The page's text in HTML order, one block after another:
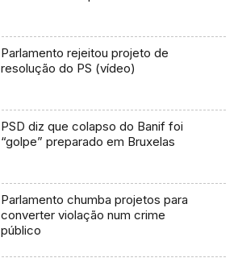
Parlamento rejeitou projeto de
resolução do PS (vídeo)
PSD diz que colapso do Banif foi
“golpe” preparado em Bruxelas
Parlamento chumba projetos para
converter violação num crime
público